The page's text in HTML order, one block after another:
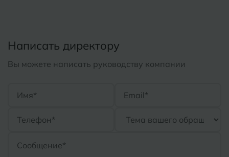
Написать директору
Вы можете написать руководству компании